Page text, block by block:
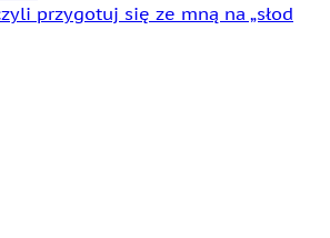
przygotuj się ze mną na „słod